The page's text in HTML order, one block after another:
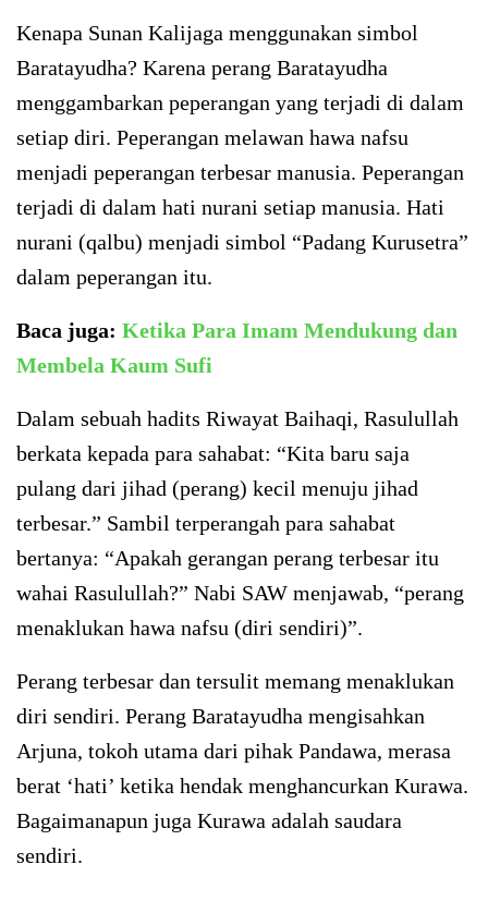
Kenapa Sunan Kalijaga menggunakan simbol
Baratayudha? Karena perang Baratayudha
menggambarkan peperangan yang terjadi di dalam
setiap diri. Peperangan melawan hawa nafsu
menjadi peperangan terbesar manusia. Peperangan
terjadi di dalam hati nurani setiap manusia. Hati
nurani (qalbu) menjadi simbol “Padang Kurusetra”
dalam peperangan itu.
Baca juga: Ketika Para Imam Mendukung dan
Membela Kaum Sufi
Dalam sebuah hadits Riwayat Baihaqi, Rasulullah
berkata kepada para sahabat: “Kita baru saja
pulang dari jihad (perang) kecil menuju jihad
terbesar.” Sambil terperangah para sahabat
bertanya: “Apakah gerangan perang terbesar itu
wahai Rasulullah?” Nabi SAW menjawab, “perang
menaklukan hawa nafsu (diri sendiri)”.
Perang terbesar dan tersulit memang menaklukan
diri sendiri. Perang Baratayudha mengisahkan
Arjuna, tokoh utama dari pihak Pandawa, merasa
berat ‘hati’ ketika hendak menghancurkan Kurawa.
Bagaimanapun juga Kurawa adalah saudara
sendiri.